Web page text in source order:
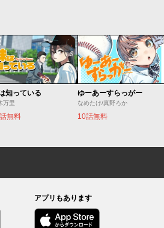
知っている
万里
無料
ゆーあーすらっがー
なめたけ/真野ろか
10話無料
アプリもあります